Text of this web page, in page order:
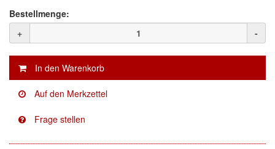
KWASNY
Mirka
no-name
Novol
Prevost
Bestellmenge:
+
-